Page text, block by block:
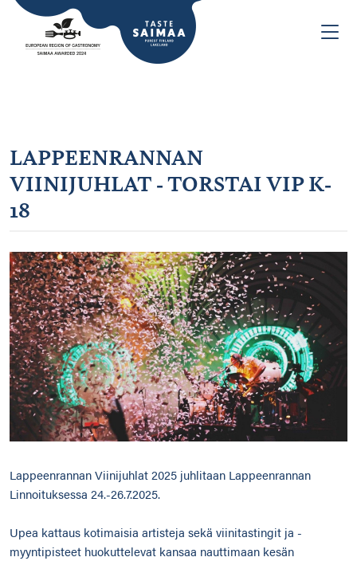
LAPPEENRANNAN
VIINIJUHLAT - TORSTAI VIP K-
18
Lappeenrannan Viinijuhlat 2025 juhlitaan Lappeenrannan
Linnoituksessa 24.-26.7.2025.
Upea kattaus kotimaisia artisteja sekä viinitastingit ja -
myyntipisteet huokuttelevat kansaa nauttimaan kesän